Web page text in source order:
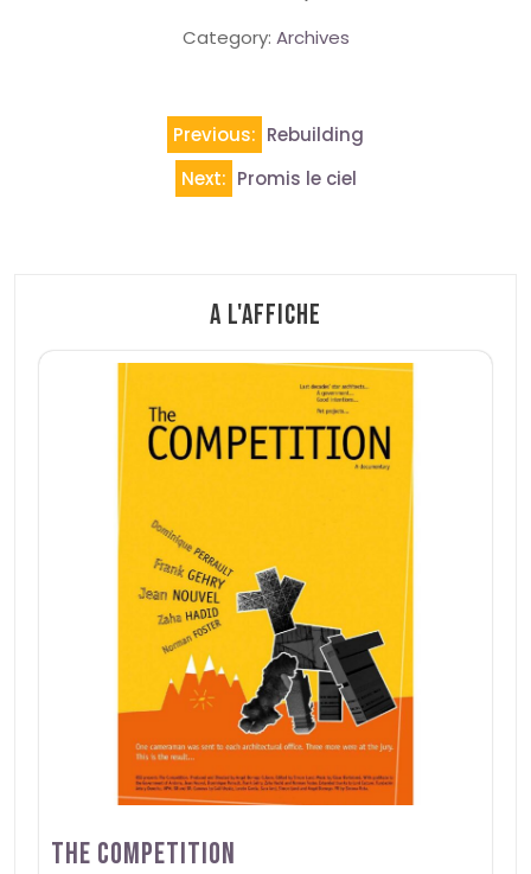
Category: Archives
Previous: Rebuilding
Next: Promis le ciel
A l'affiche
The Competition